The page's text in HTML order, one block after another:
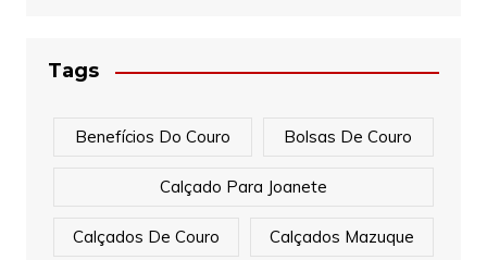
Tags
Benefícios Do Couro Bolsas De Couro
Calçado Para Joanete
Calçados De Couro Calçados Mazuque